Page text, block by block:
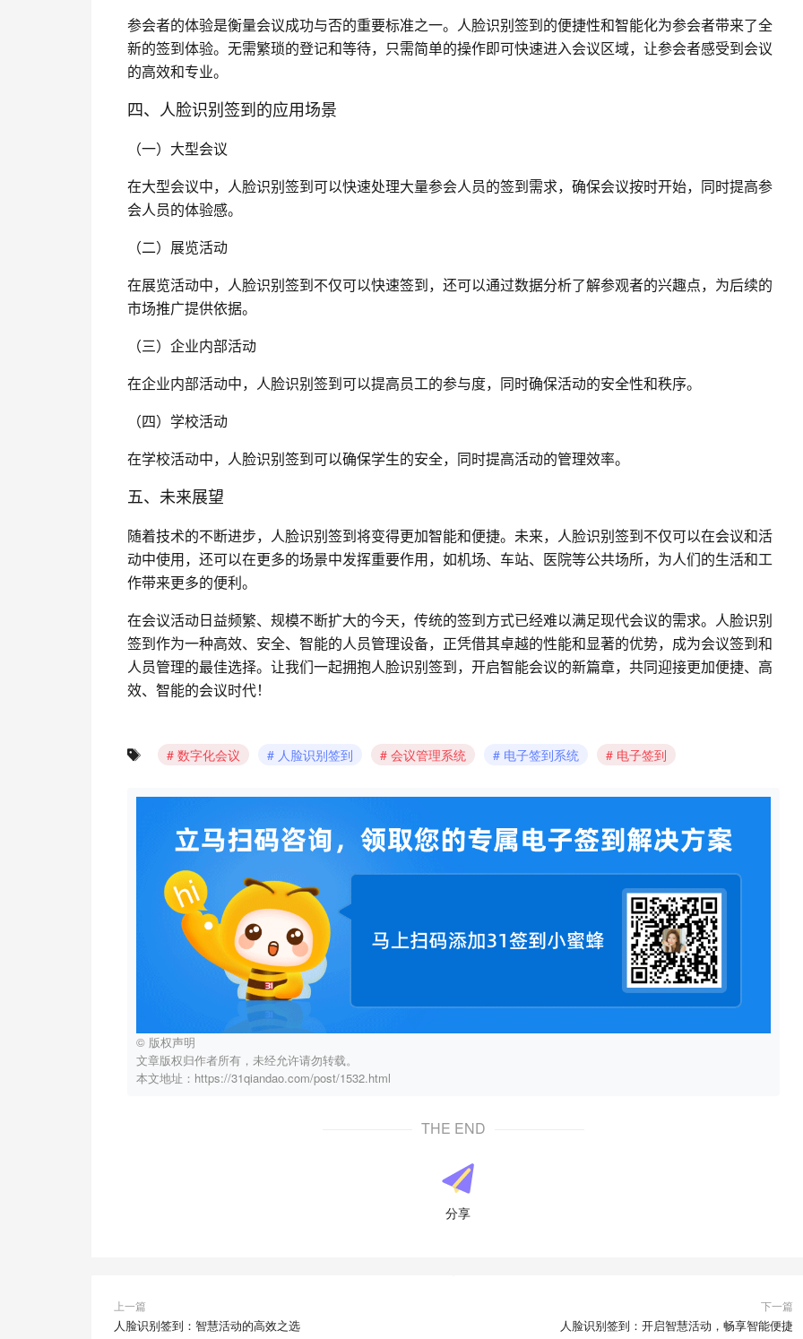
参会者的体验是衡量会议成功与否的重要标准之一。人脸识别签到的便捷性和智能化为参会者带来了全
新的签到体验。无需繁琐的登记和等待，只需简单的操作即可快速进入会议区域，让参会者感受到会议
的高效和专业。
四、人脸识别签到的应用场景
（一）大型会议
在大型会议中，人脸识别签到可以快速处理大量参会人员的签到需求，确保会议按时开始，同时提高参
会人员的体验感。
（二）展览活动
在展览活动中，人脸识别签到不仅可以快速签到，还可以通过数据分析了解参观者的兴趣点，为后续的
市场推广提供依据。
（三）企业内部活动
在企业内部活动中，人脸识别签到可以提高员工的参与度，同时确保活动的安全性和秩序。
（四）学校活动
在学校活动中，人脸识别签到可以确保学生的安全，同时提高活动的管理效率。
五、未来展望
随着技术的不断进步，人脸识别签到将变得更加智能和便捷。未来，人脸识别签到不仅可以在会议和活
动中使用，还可以在更多的场景中发挥重要作用，如机场、车站、医院等公共场所，为人们的生活和工
作带来更多的便利。
在会议活动日益频繁、规模不断扩大的今天，传统的签到方式已经难以满足现代会议的需求。人脸识别
签到作为一种高效、安全、智能的人员管理设备，正凭借其卓越的性能和显著的优势，成为会议签到和
人员管理的最佳选择。让我们一起拥抱人脸识别签到，开启智能会议的新篇章，共同迎接更加便捷、高
效、智能的会议时代！
数字化会议 人脸识别签到 会议管理系统 电子签到系统 电子签到
© 版权声明
文章版权归作者所有，未经允许请勿转载。
本文地址：https://31qiandao.com/post/1532.html
THE END
分享
上一篇
人脸识别签到：智慧活动的高效之选
下一篇
人脸识别签到：开启智慧活动，畅享智能便捷